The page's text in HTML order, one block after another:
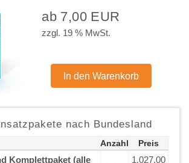
ab 7,00 EUR
zzgl. 19 % MwSt.
nach Bundesland
Anzahl Preis
Komplettpaket (alle
1.027,00